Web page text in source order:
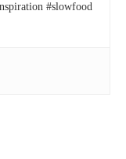
#slowfood